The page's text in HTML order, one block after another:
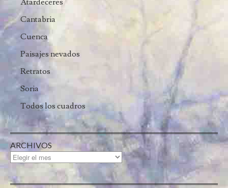
Cantabria
Cuenca
Paisajes nevados
Retratos
Soria
Todos los cuadros
ARCHIVOS